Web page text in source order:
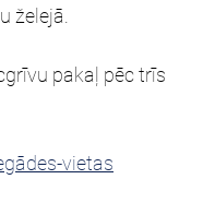
želejā.
pakaļ pēc trīs
vietas